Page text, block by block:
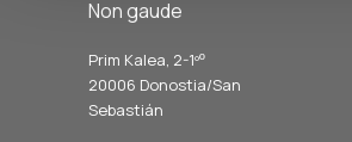
Non gaude
Prim Kalea, 2-1ºº
20006 Donostia/San
Sebastián